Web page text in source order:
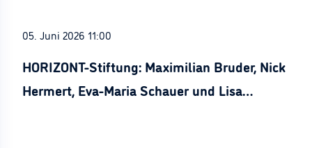
05. Juni 2026 11:00
HORIZONT-Stiftung: Maximilian Bruder, Nick
Hermert, Eva-Maria Schauer und Lisa